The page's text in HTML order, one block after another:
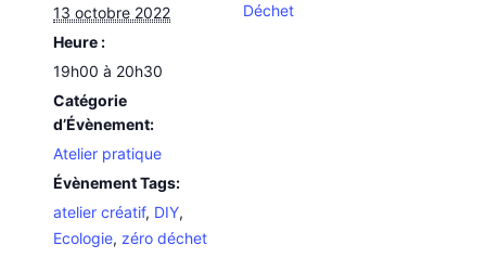
13 octobre 2022
Heure :
19h00 à 20h30
Catégorie
d’Évènement:
Atelier pratique
Évènement Tags:
atelier créatif, DIY,
Ecologie, zéro déchet
Déchet